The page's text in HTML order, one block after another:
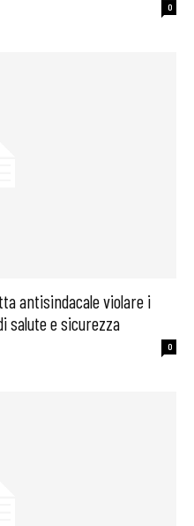
0
antisindacale violare i
salute e sicurezza
0